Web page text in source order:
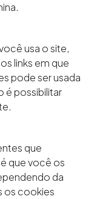
usa o site,
links em que
pode ser usada
é possibilitar
que
que você os
da
os cookies